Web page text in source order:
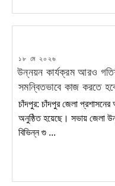
POSTED
ON
১৮ মে ২০২৬
উন্নয়ন কার্যক্রম আরও
সমন্বিতভাবে কাজ করতে
চাঁদপুর: চাঁদপুর জেলা
অনুষ্ঠিত হয়েছে। সভায় জেলা
বিভিন্ন গু ...